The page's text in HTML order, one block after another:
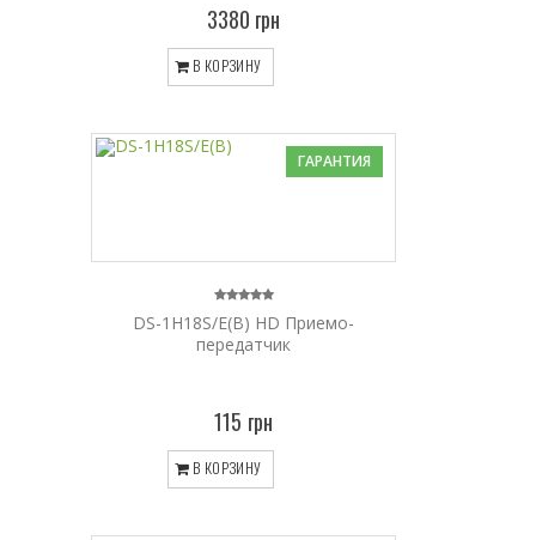
3380 грн
В КОРЗИНУ
ГАРАНТИЯ
DS-1H18S/E(B) HD Приемо-
передатчик
115 грн
В КОРЗИНУ